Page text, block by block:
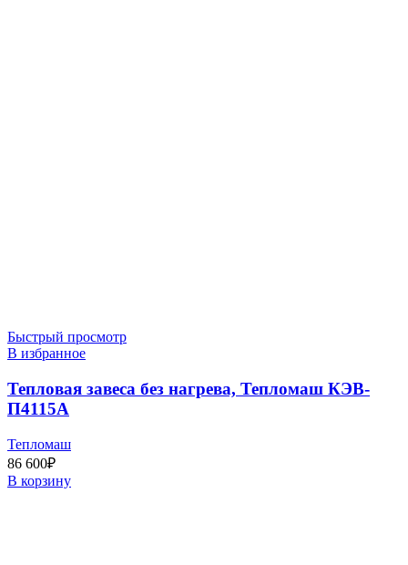
Быстрый просмотр
В избранное
Тепловая завеса без нагрева, Тепломаш КЭВ-
П4115A
Тепломаш
86 600₽
В корзину